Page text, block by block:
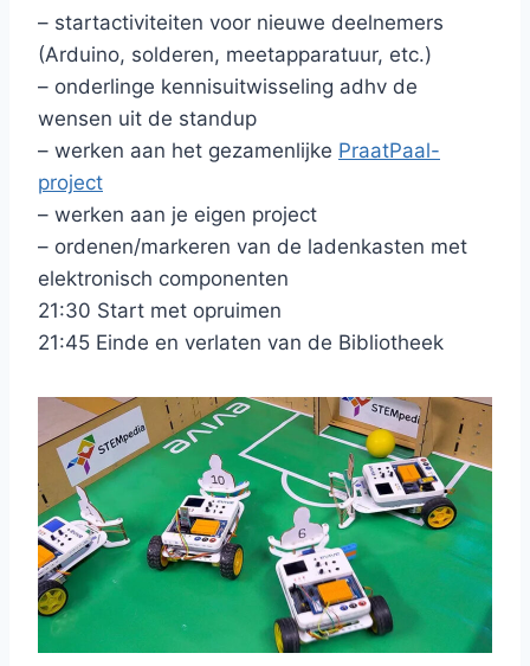
– startactiviteiten voor nieuwe deelnemers
(Arduino, solderen, meetapparatuur, etc.)
– onderlinge kennisuitwisseling adhv de
wensen uit de standup
– werken aan het gezamenlijke PraatPaal-
project
– werken aan je eigen project
– ordenen/markeren van de ladenkasten met
elektronisch componenten
21:30 Start met opruimen
21:45 Einde en verlaten van de Bibliotheek